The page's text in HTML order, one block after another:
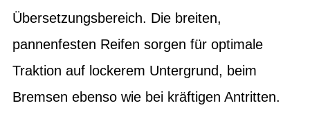
Übersetzungsbereich. Die breiten,
pannenfesten Reifen sorgen für optimale
Traktion auf lockerem Untergrund, beim
Bremsen ebenso wie bei kräftigen Antritten.